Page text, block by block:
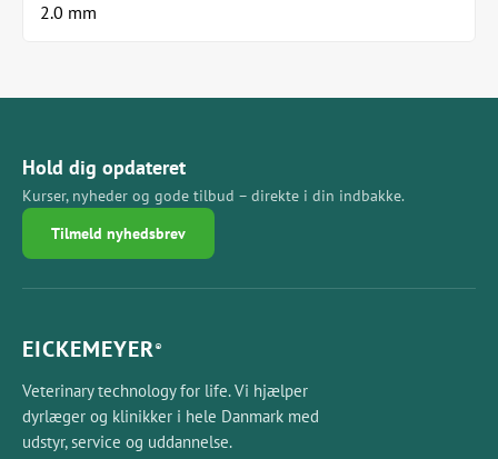
2.0 mm
Hold dig opdateret
Kurser, nyheder og gode tilbud – direkte i din indbakke.
Tilmeld nyhedsbrev
EICKEMEYER®
Veterinary technology for life. Vi hjælper
dyrlæger og klinikker i hele Danmark med
udstyr, service og uddannelse.